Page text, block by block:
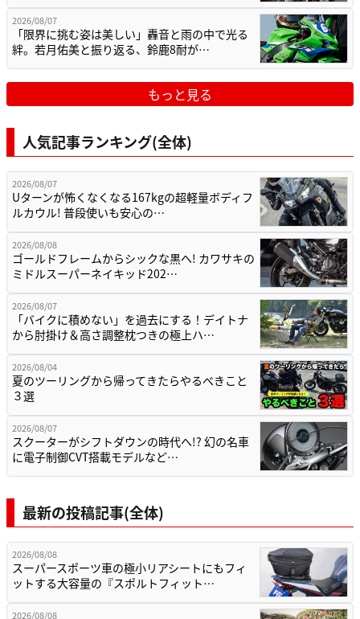
2026/08/07
「限界に挑む姿は美しい」轟音と雨の中で光る
絆。若月佑美と振り返る、鈴鹿8耐が…
もっと見る
人気記事ランキング(全体)
2026/08/07
Uターンが怖くなくなる167kgの超軽量ボディフ
ルカウル! 普段使いも安心の…
2026/08/08
ゴールドフレームからシックな黒へ! カワサキの
ミドルスーパーネイキッド202…
2026/08/07
「バイクに積めない」を過去にする！デイトナ
から肘掛け＆高さ調整枕つきの極上ハ…
2026/08/04
夏のツーリングから帰ってきたらやるべきこと
３選
2026/08/07
スクーターがシフトダウンの時代へ!? 幻の名車
に電子制御CVT搭載モデルなど…
最新の投稿記事(全体)
2026/08/08
スーパースポーツ車の極小リアシートにもフィ
ットする大容量の『スポルトフィット…
2026/08/08